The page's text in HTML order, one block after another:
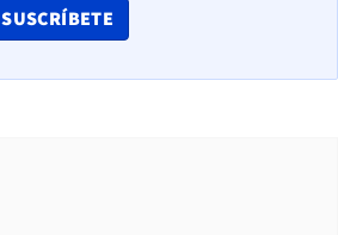
SUSCRÍBETE
OPENS IN NEW WINDOW